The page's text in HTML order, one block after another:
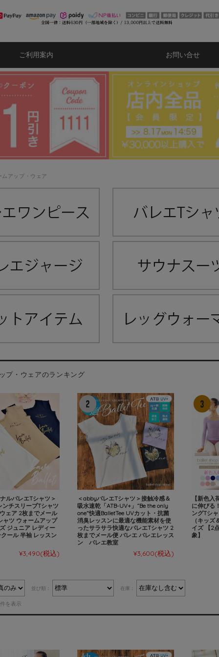
ご利用案内 お問い合せ
ムアップ・ウェア
プ・ウェアのランキング
ルバレエTシャツ＞
ンチスリーブTシャツ
ェア 2枚までメール
ャツ ウォームアップ
ジュニア レディー
ール 半袖 レッスン
¥3,490(税込)
＜abbyバレエTシャツ＞接触冷感＆
吸水速乾「ATB-UV+」“Be the only
one”快適BalletTee UVカット・抗菌
消臭レッスンに最適な機能素材を使
ったサラサラ快適なバレエTシャツ 2
枚までメール便 バレエ バレエレッス
ン バレエ教室
¥3,600(税込)
【新色
に伸びる
ングTシ
（キッ
イズ 【2
象】
並び順： 在庫：
を表示